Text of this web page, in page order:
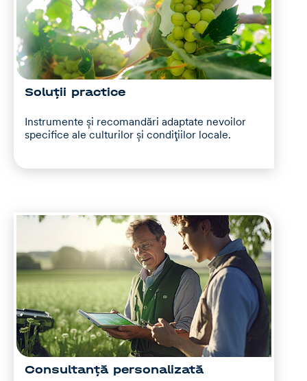
Soluții practice
Instrumente și recomandări adaptate nevoilor
specifice ale culturilor și condițiilor locale.
Consultanță personalizată